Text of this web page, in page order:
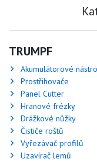
TRUMPF
Akumulátorové
Prostřihovače
Panel Cutter
Hranové frézky
Drážkové nůžky
Čističe roštů
Vyřezávač profilů
Uzavírač lemů